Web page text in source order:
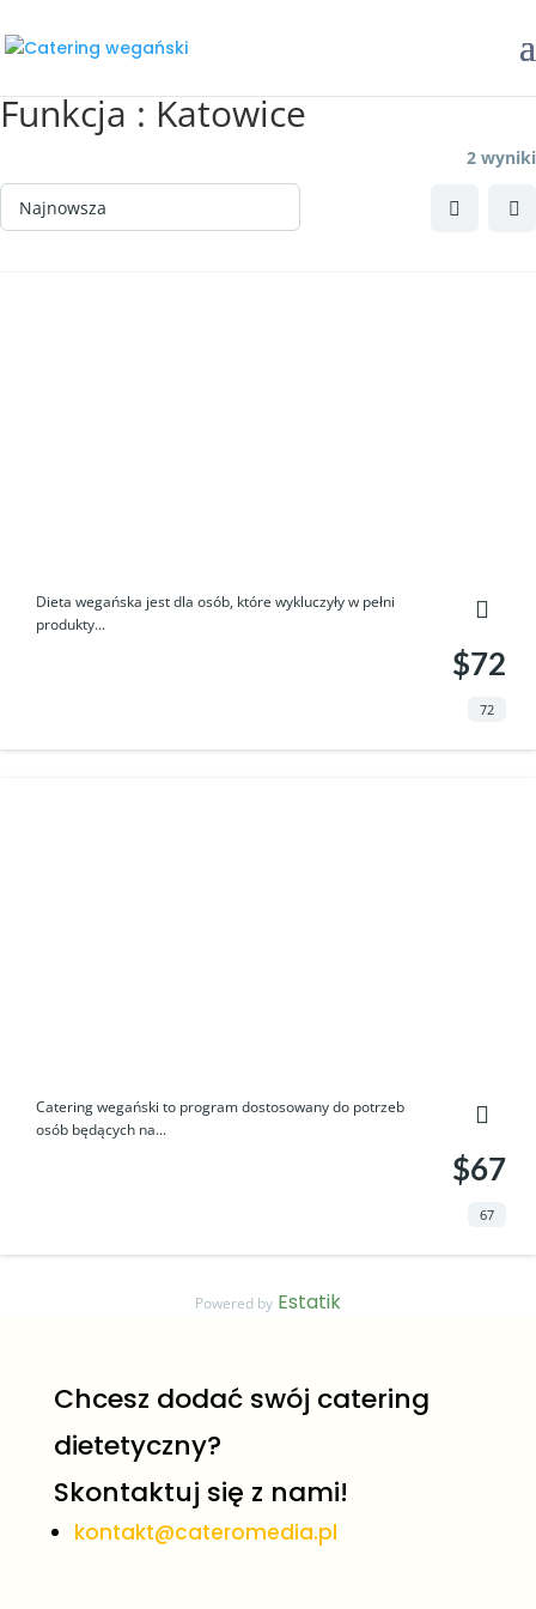
Funkcja :Katowice
2 wyniki
Dieta wegańska jest dla osób, które wykluczyły w pełni
produkty...
$72
72
Catering wegański to program dostosowany do potrzeb
osób będących na...
$67
67
Powered by Estatik
Chcesz dodać swój catering
dietetyczny?
Skontaktuj się z nami!
kontakt@cateromedia.pl